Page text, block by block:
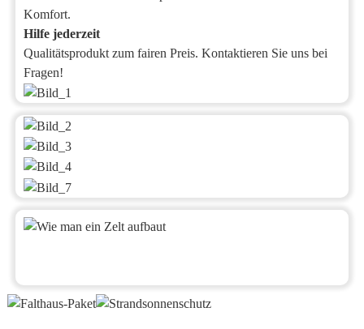
Komfort.
Hilfe jederzeit
Qualitätsprodukt zum fairen Preis. Kontaktieren Sie uns bei
Fragen!